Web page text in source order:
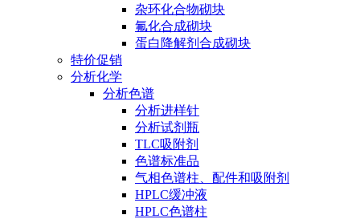
杂环化合物砌块
氟化合成砌块
蛋白降解剂合成砌块
特价促销
分析化学
分析色谱
分析进样针
分析试剂瓶
TLC吸附剂
色谱标准品
气相色谱柱、配件和吸附剂
HPLC缓冲液
HPLC色谱柱